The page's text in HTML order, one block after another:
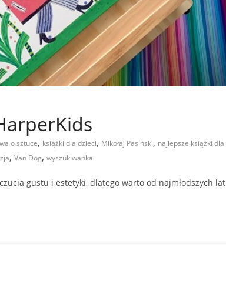
o sztuce, książki dla dzieci, Mikołaj Pasiński, najlepsze książki dla
, Van Dog, wyszukiwanka
gustu i estetyki, dlatego warto od najmłodszych lat